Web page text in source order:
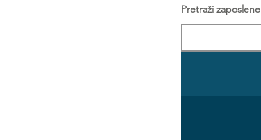
Pretraži zaposlene